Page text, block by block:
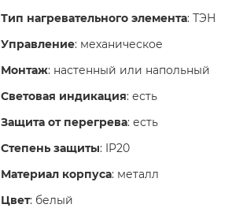
Тип нагревательного элемента: ТЭН
Управление: механическое
Монтаж: настенный или напольный
Световая индикация: есть
Защита от перегрева: есть
Степень защиты: IP20
Материал корпуса: металл
Цвет: белый​